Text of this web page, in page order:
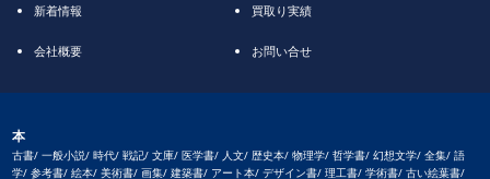
新着情報 買取り実績
会社概要 お問い合せ
本
古書/ 一般小説/ 時代/ 戦記/ 文庫/ 医学書/ 人文/ 歴史本/ 物理学/ 哲学書/ 幻想文学/ 全集/ 語
学/ 参考書/ 絵本/ 美術書/ 画集/ 建築書/ アート本/ デザイン書/ 理工書/ 学術書/ 古い絵葉書/